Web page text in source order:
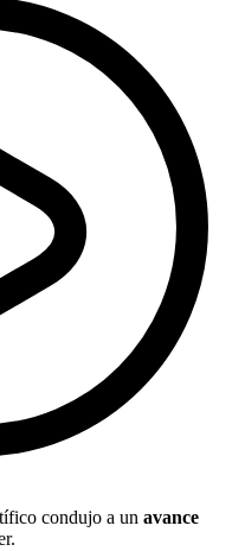
condujo a un avance